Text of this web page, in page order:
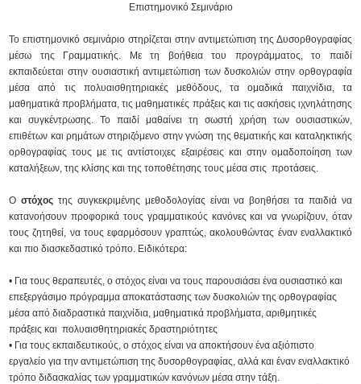
Επιστημονικό Σεμινάριο
Το επιστημονικό σεμινάριο στηρίζεται στην αντιμετώπιση της Δυσορθογραφίας
μέσω της Γραμματικής. Με τη βοήθεια του προγράμματος, το παιδί
εκπαιδεύεται στην ουσιαστική αντιμετώπιση των δυσκολιών στην ορθογραφία
μέσα από τις πολυαισθητηριακές μεθόδους, τα ομαδικά παιχνίδια, τα
μαθηματικά προβλήματα, τις μαθηματικές πράξεις και τις ασκήσεις ιχνηλάτησης
και συγκέντρωσης. Το παιδί μαθαίνει τη σωστή χρήση των ουσιαστικών,
επιθέτων και ρημάτων στηριζόμενο στην γνώση της θεματικής και καταληκτικής
ορθογραφίας τους με τις αντίστοιχες εξαιρέσεις και στην ομαδοποίηση των
καταλήξεων, της κλίσης και της τοποθέτησης τους μέσα στις προτάσεις.
Οστόχος της συγκεκριμένης μεθοδολογίας είναι να βοηθήσει τα παιδιά να
κατανοήσουν προφορικά τους γραμματικούς κανόνες και να γνωρίζουν, όταν
τους ζητηθεί, να τους εφαρμόσουν γραπτώς, ακολουθώντας έναν εναλλακτικό
και πιο διασκεδαστικό τρόπο. Ειδικότερα:
• Για τους θεραπευτές, ο στόχος είναι να τους παρουσιάσει ένα ουσιαστικό και
επεξεργάσιμο πρόγραμμα αποκατάστασης των δυσκολιών της ορθογραφίας
μέσα από διαδραστικά παιχνίδια, μαθηματικά προβλήματα, αριθμητικές
πράξεις και πολυαισθητηριακές δραστηριότητες
• Για τους εκπαιδευτικούς, ο στόχος είναι να αποκτήσουν ένα αξιόπιστο
εργαλείο για την αντιμετώπιση της δυσορθογραφίας, αλλά και έναν εναλλακτικό
τρόπο διδασκαλίας των γραμματικών κανόνων μέσα στην τάξη.